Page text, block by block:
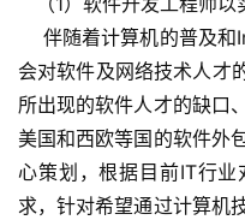
伴随着计算机的普及和
会对软件及网络技术人才
所出现的软件人才的缺口
美国和西欧等国的软件外
心策划，根据目前IT行
求，针对希望通过计算机